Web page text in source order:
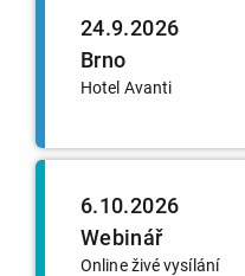
24.9.2026
Brno
Hotel Avanti
6.10.2026
Webinář
Online živé vysílání